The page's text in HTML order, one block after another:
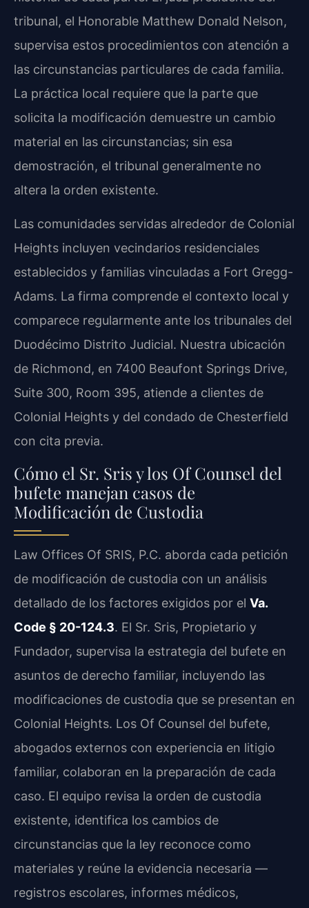
tribunal, el Honorable Matthew Donald Nelson,
supervisa estos procedimientos con atención a
las circunstancias particulares de cada familia.
La práctica local requiere que la parte que
solicita la modificación demuestre un cambio
material en las circunstancias; sin esa
demostración, el tribunal generalmente no
altera la orden existente.
Las comunidades servidas alrededor de Colonial
Heights incluyen vecindarios residenciales
establecidos y familias vinculadas a Fort Gregg-
Adams. La firma comprende el contexto local y
comparece regularmente ante los tribunales del
Duodécimo Distrito Judicial. Nuestra ubicación
de Richmond, en 7400 Beaufont Springs Drive,
Suite 300, Room 395, atiende a clientes de
Colonial Heights y del condado de Chesterfield
con cita previa.
Cómo el Sr. Sris y los Of Counsel del
bufete manejan casos de
Modificación de Custodia
Law Offices Of SRIS, P.C. aborda cada petición
de modificación de custodia con un análisis
detallado de los factores exigidos por el Va.
Code § 20-124.3. El Sr. Sris, Propietario y
Fundador, supervisa la estrategia del bufete en
asuntos de derecho familiar, incluyendo las
modificaciones de custodia que se presentan en
Colonial Heights. Los Of Counsel del bufete,
abogados externos con experiencia en litigio
familiar, colaboran en la preparación de cada
caso. El equipo revisa la orden de custodia
existente, identifica los cambios de
circunstancias que la ley reconoce como
materiales y reúne la evidencia necesaria —
registros escolares, informes médicos,